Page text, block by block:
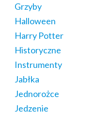
Grzyby
Halloween
Harry Potter
Historyczne
Instrumenty
Jabłka
Jednorożce
Jedzenie